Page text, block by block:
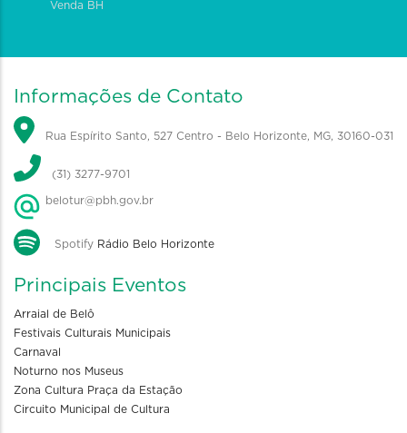
Venda BH
Informações de Contato
Rua Espírito Santo, 527 Centro - Belo Horizonte, MG, 30160-031
(31) 3277-9701
belotur@pbh.gov.br
Spotify Rádio Belo Horizonte
Principais Eventos
Arraial de Belô
Festivais Culturais Municipais
Carnaval
Noturno nos Museus
Zona Cultura Praça da Estação
Circuito Municipal de Cultura